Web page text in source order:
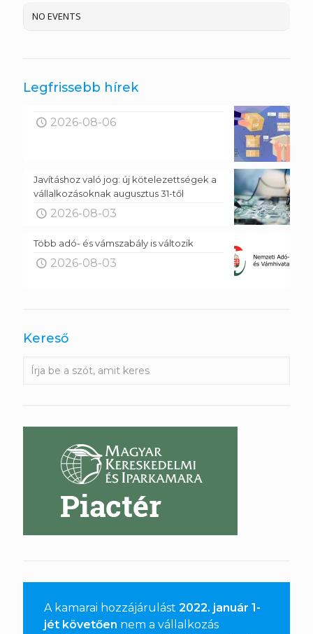
NO EVENTS
Legfrissebb hírek
2026-08-06
Javításhoz való jog: új kötelezettségek a
vállalkozásoknak augusztus 31-től
2026-08-03
Több adó- és vámszabály is változik
2026-08-03
Kereső
A kamarai hozzájárulást 2022. január 1-
jét követően nem a vállalkozás